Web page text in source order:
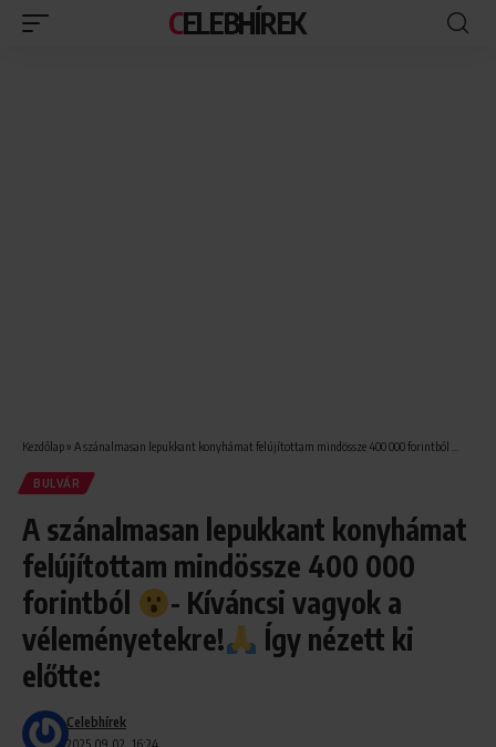
CELEBHÍREK
Kezdőlap» A szánalmasan lepukkant konyhámat felújítottam mindössze 400 000 forintból
BULVÁR
A szánalmasan lepukkant konyhámat
felújítottam mindössze 400 000
forintból
- Kíváncsi vagyok a
véleményetekre!
Így nézett ki
előtte:
Celebhírek